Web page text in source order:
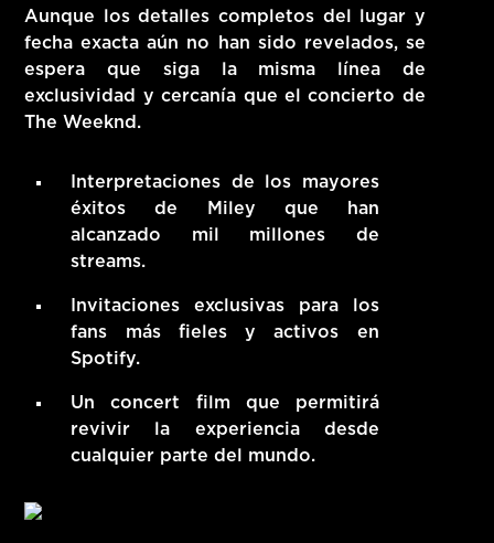
Aunque los detalles completos del lugar y
fecha exacta aún no han sido revelados, se
espera que siga la misma línea de
exclusividad y cercanía que el concierto de
The Weeknd.
Interpretaciones de los mayores
éxitos de Miley que han
alcanzado mil millones de
streams.
Invitaciones exclusivas para los
fans más fieles y activos en
Spotify.
Un concert film que permitirá
revivir la experiencia desde
cualquier parte del mundo.